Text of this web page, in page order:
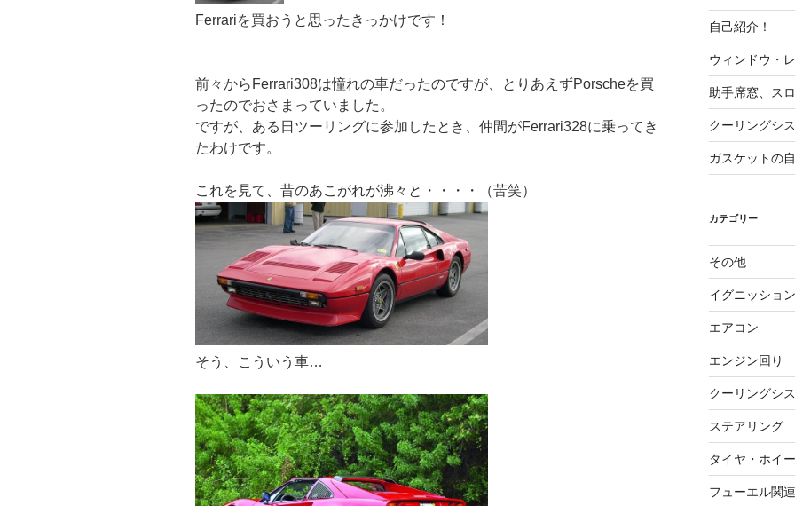
Ferrariを買おうと思ったきっかけです！
前々からFerrari308は憧れの車だったのですが、とりあえずPorscheを買
ったのでおさまっていました。
ですが、ある日ツーリングに参加したとき、仲間がFerrari328に乗ってき
たわけです。
これを見て、昔のあこがれが沸々と・・・・（苦笑）
そう、こういう車…
自己紹介！
ウィンドウ・
助手席窓、ス
クーリングシ
ガスケットの
カテゴリー
その他
イグニッショ
エアコン
エンジン回り
クーリングシ
ステアリング
タイヤ・ホイ
フューエル関連